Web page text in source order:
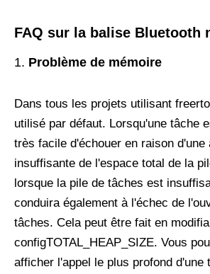
FAQ sur la balise Bluetooth
Problème de mémoire
Dans tous les projets utilisant
utilisé par défaut. Lorsqu'une tâche
très facile d'échouer en raison d'une
insuffisante de l'espace total de la
lorsque la pile de tâches est
conduira également à l'échec de
tâches. Cela peut être fait en
configTOTAL_HEAP_SIZE. Vous
afficher l'appel le plus profond d'une